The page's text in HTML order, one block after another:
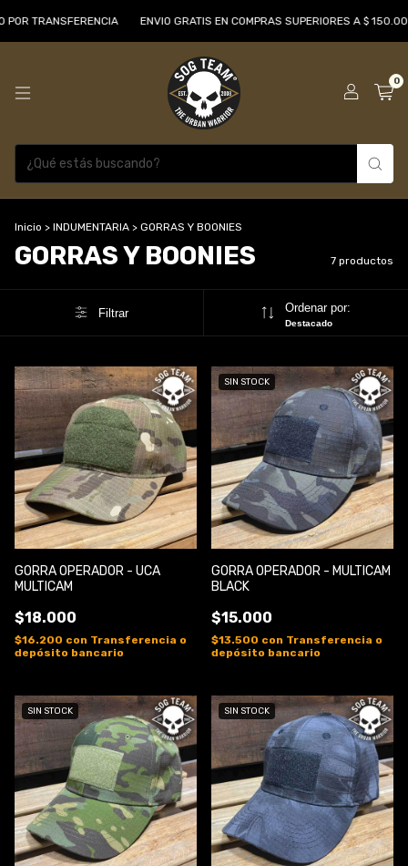
ENVIO GRATIS EN COMPRAS SUPERIORES A $ 150.000
0
Inicio > INDUMENTARIA > GORRAS Y BOONIES
GORRAS Y BOONIES 7 productos
Filtrar Ordenar por:
Destacado
GORRA OPERADOR - UCA
MULTICAM
$18.000
$16.200 con Transferencia o
depósito bancario
SIN STOCK
GORRA OPERADOR - MULTICAM
BLACK
$15.000
$13.500 con Transferencia o
depósito bancario
SIN STOCK SIN STOCK